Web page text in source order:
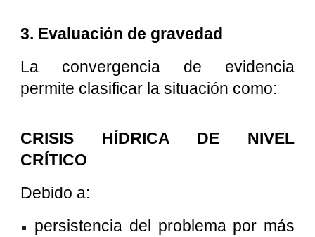
3. Evaluación de gravedad
La convergencia de evidencia
permite clasificar la situación como:
CRISIS HÍDRICA DE NIVEL
CRÍTICO
Debido a:
persistencia del problema por más